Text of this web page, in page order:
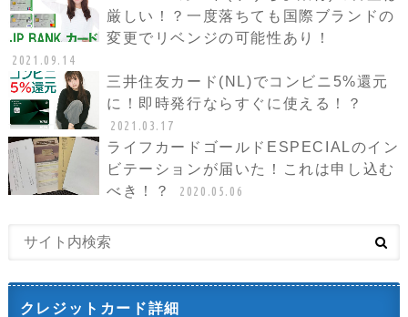
厳しい！？一度落ちても国際ブランドの
変更でリベンジの可能性あり！
2021.09.14
三井住友カード(NL)でコンビニ5%還元
に！即時発行ならすぐに使える！？
2021.03.17
ライフカードゴールドESPECIALのイン
ビテーションが届いた！これは申し込む
べき！？
2020.05.06
クレジットカード詳細